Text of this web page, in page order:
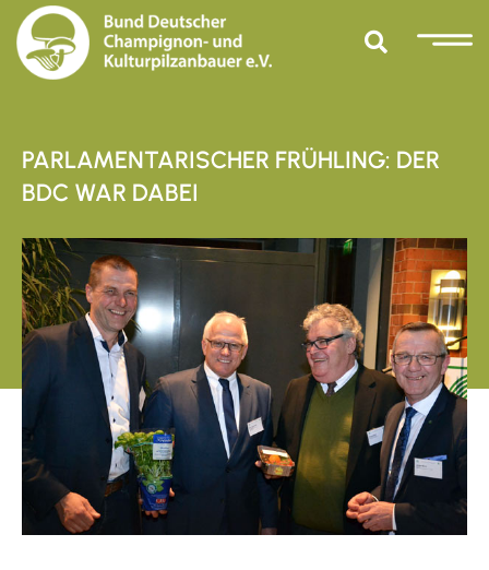
PARLAMENTARISCHER FRÜHLING: DER
BDC WAR DABEI